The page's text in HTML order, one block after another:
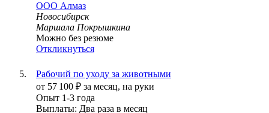
ООО Алмаз
Новосибирск
Маршала Покрышкина
Можно без резюме
Откликнуться
Рабочий по уходу за животными
от 57 100 ₽ за месяц, на руки
Опыт 1-3 года
Выплаты: Два раза в месяц